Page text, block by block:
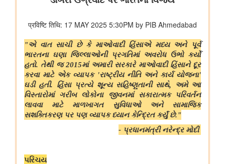
संबोधित किया
इलेक्ट्रानिक्स एवं आईटी मंत्रालय
डिजिलॉकर ने एएईआरआई के साथ साझेदारी करके ऑस्ट्रेलिया जाने वाले
भारतीय छात्रों के लिए दस्तावेज़ सत्यापन प्रक्रिया को तेज़ किया है
वित्‍त मंत्रालय
यूजर्स के लिए यूपीआई निःशुल्क